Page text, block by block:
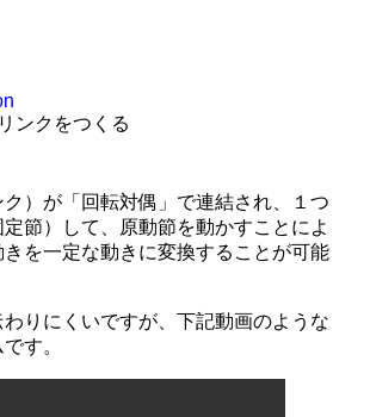
ンクをつくる
ク）が「回転対偶」で連結され、１つ
節）して、原動節を動かすことによ
きを一定な動きに変換することが可能
りにくいですが、下記動画のような
す。